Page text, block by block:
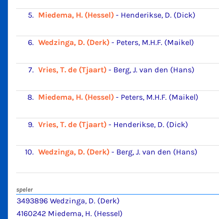
5. Miedema, H. (Hessel) - Henderikse, D. (Dick)
6. Wedzinga, D. (Derk) - Peters, M.H.F. (Maikel)
7. Vries, T. de (Tjaart) - Berg, J. van den (Hans)
8. Miedema, H. (Hessel) - Peters, M.H.F. (Maikel)
9. Vries, T. de (Tjaart) - Henderikse, D. (Dick)
10. Wedzinga, D. (Derk) - Berg, J. van den (Hans)
speler
3493896 Wedzinga, D. (Derk)
4160242 Miedema, H. (Hessel)